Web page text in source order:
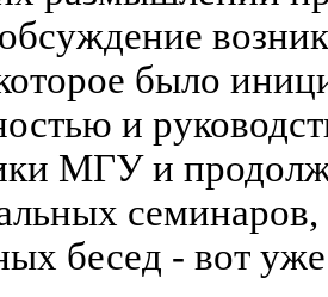
было
и
МГУ и
бесед - вот